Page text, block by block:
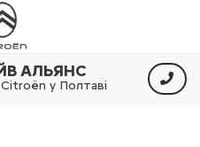
АЛЬЯНС
у Полтаві